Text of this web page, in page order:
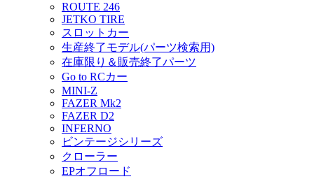
ROUTE 246
JETKO TIRE
スロットカー
生産終了モデル(パーツ検索用)
在庫限り＆販売終了パーツ
Go to RCカー
MINI-Z
FAZER Mk2
FAZER D2
INFERNO
ビンテージシリーズ
クローラー
EPオフロード